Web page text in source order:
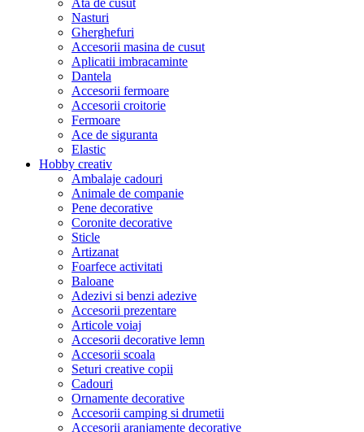
Ata de cusut
Nasturi
Gherghefuri
Accesorii masina de cusut
Aplicatii imbracaminte
Dantela
Accesorii fermoare
Accesorii croitorie
Fermoare
Ace de siguranta
Elastic
Hobby creativ
Ambalaje cadouri
Animale de companie
Pene decorative
Coronite decorative
Sticle
Artizanat
Foarfece activitati
Baloane
Adezivi si benzi adezive
Accesorii prezentare
Articole voiaj
Accesorii decorative lemn
Accesorii scoala
Seturi creative copii
Cadouri
Ornamente decorative
Accesorii camping si drumetii
Accesorii aranjamente decorative